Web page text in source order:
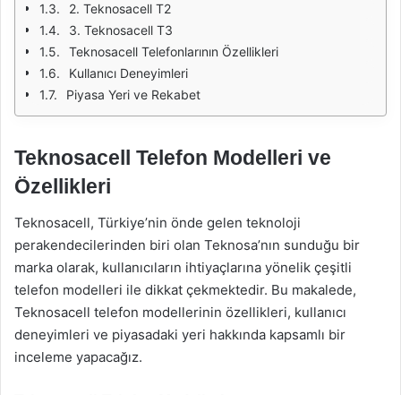
2. Teknosacell T2
3. Teknosacell T3
Teknosacell Telefonlarının Özellikleri
Kullanıcı Deneyimleri
Piyasa Yeri ve Rekabet
Teknosacell Telefon Modelleri ve
Özellikleri
Teknosacell, Türkiye’nin önde gelen teknoloji
perakendecilerinden biri olan Teknosa’nın sunduğu bir
marka olarak, kullanıcıların ihtiyaçlarına yönelik çeşitli
telefon modelleri ile dikkat çekmektedir. Bu makalede,
Teknosacell telefon modellerinin özellikleri, kullanıcı
deneyimleri ve piyasadaki yeri hakkında kapsamlı bir
inceleme yapacağız.